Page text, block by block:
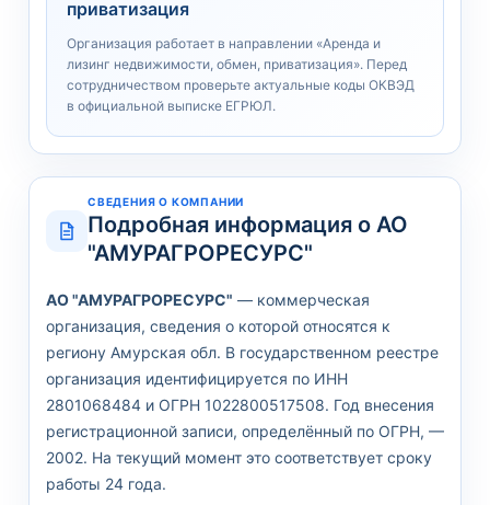
приватизация
Организация работает в направлении «Аренда и
лизинг недвижимости, обмен, приватизация». Перед
сотрудничеством проверьте актуальные коды ОКВЭД
в официальной выписке ЕГРЮЛ.
СВЕДЕНИЯ О КОМПАНИИ
Подробная информация о АО
"АМУРАГРОРЕСУРС"
АО "АМУРАГРОРЕСУРС" — коммерческая
организация, сведения о которой относятся к
региону Амурская обл. В государственном реестре
организация идентифицируется по ИНН
2801068484 и ОГРН 1022800517508. Год внесения
регистрационной записи, определённый по ОГРН, —
2002. На текущий момент это соответствует сроку
работы 24 года.